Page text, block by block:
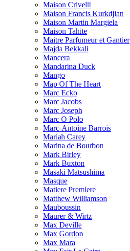
Maison Crivelli
Maison Francis Kurkdjian
Maison Martin Margiela
Maison Tahite
Maitre Parfumeur et Gantier
Majda Bekkali
Mancera
Mandarina Duck
Mango
Map Of The Heart
Marc Ecko
Marc Jacobs
Marc Joseph
Marc O Polo
Marc-Antoine Barrois
Mariah Carey
Marina de Bourbon
Mark Birley
Mark Buxton
Masaki Matsushima
Masque
Matiere Premiere
Matthew Williamson
Mauboussin
Maurer & Wirtz
Max Deville
Max Gordon
Max Mara